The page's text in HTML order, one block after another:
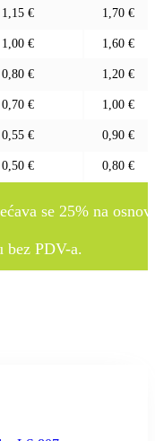
1,15 € 1,70 €
1,00 € 1,60 €
0,80 € 1,20 €
0,70 € 1,00 €
0,55 € 0,90 €
0,50 € 0,80 €
se 25% na
bez PDV-a.